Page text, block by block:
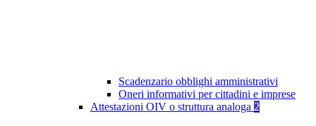
Scadenzario obblighi amministrativi
Oneri informativi per cittadini e imprese
Attestazioni OIV o struttura analoga 2